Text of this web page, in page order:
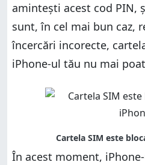
amintești acest cod PIN,
sunt, în cel mai bun caz,
încercări incorecte,
iPhone-ul tău nu mai
În acest moment,